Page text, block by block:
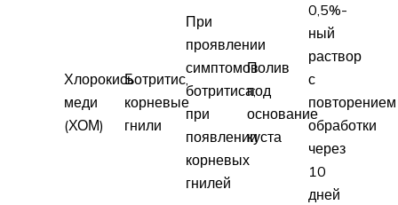
Хлорокись
меди
(ХОМ)
Ботритис,
корневые
гнили
При
проявлении
симптомов
ботритиса;
при
появлении
корневых
гнилей
Полив
под
основание
куста
0,5%-
ный
раствор
с
повторением
обработки
через
10
дней